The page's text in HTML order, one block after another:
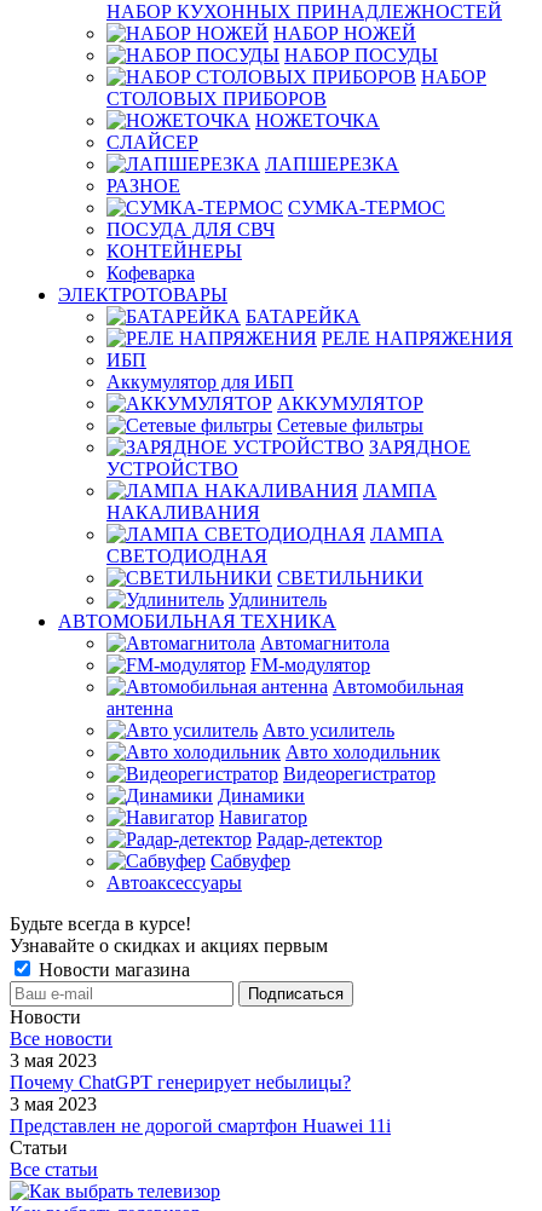
НАБОР КУХОННЫХ ПРИНАДЛЕЖНОСТЕЙ
НАБОР НОЖЕЙ
НАБОР ПОСУДЫ
НАБОР
СТОЛОВЫХ ПРИБОРОВ
НОЖЕТОЧКА
СЛАЙСЕР
ЛАПШЕРЕЗКА
РАЗНОЕ
СУМКА-ТЕРМОС
ПОСУДА ДЛЯ СВЧ
КОНТЕЙНЕРЫ
Кофеварка
ЭЛЕКТРОТОВАРЫ
БАТАРЕЙКА
РЕЛЕ НАПРЯЖЕНИЯ
ИБП
Аккумулятор для ИБП
АККУМУЛЯТОР
Сетевые фильтры
ЗАРЯДНОЕ
УСТРОЙСТВО
ЛАМПА
НАКАЛИВАНИЯ
ЛАМПА
СВЕТОДИОДНАЯ
СВЕТИЛЬНИКИ
Удлинитель
АВТОМОБИЛЬНАЯ ТЕХНИКА
Автомагнитола
FM-модулятор
Автомобильная
антенна
Авто усилитель
Авто холодильник
Видеорегистратор
Динамики
Навигатор
Радар-детектор
Сабвуфер
Автоаксессуары
Будьте всегда в курсе!
Узнавайте о скидках и акциях первым
Новости магазина
Новости
Все новости
3 мая 2023
Почему ChatGPT генерирует небылицы?
3 мая 2023
Представлен не дорогой смартфон Huawei 11i
Статьи
Все статьи